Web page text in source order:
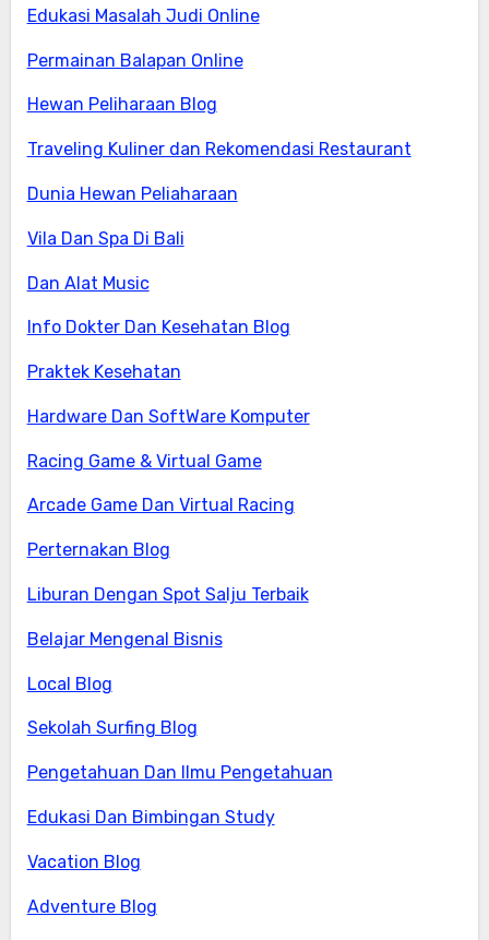
Edukasi Masalah Judi Online
Permainan Balapan Online
Hewan Peliharaan Blog
Traveling Kuliner dan Rekomendasi Restaurant
Dunia Hewan Peliaharaan
Vila Dan Spa Di Bali
Dan Alat Music
Info Dokter Dan Kesehatan Blog
Praktek Kesehatan
Hardware Dan SoftWare Komputer
Racing Game & Virtual Game
Arcade Game Dan Virtual Racing
Perternakan Blog
Liburan Dengan Spot Salju Terbaik
Belajar Mengenal Bisnis
Local Blog
Sekolah Surfing Blog
Pengetahuan Dan Ilmu Pengetahuan
Edukasi Dan Bimbingan Study
Vacation Blog
Adventure Blog